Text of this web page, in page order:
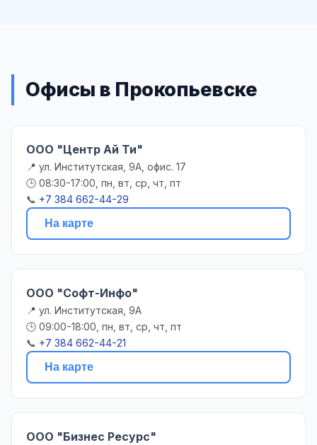
Офисы в Прокопьевске
ООО "Центр Ай Ти"
📍 ул. Институтская, 9А, офис. 17
🕒 08:30-17:00, пн, вт, ср, чт, пт
📞 +7 384 662-44-29
На карте
ООО "Софт-Инфо"
📍 ул. Институтская, 9А
🕒 09:00-18:00, пн, вт, ср, чт, пт
📞 +7 384 662-44-21
На карте
ООО "Бизнес Ресурс"